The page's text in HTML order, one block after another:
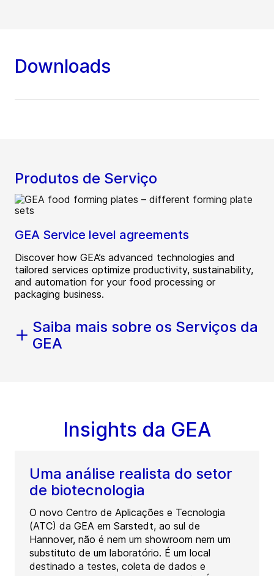
Downloads
Produtos de Serviço
GEA Service level agreements
Discover how GEA’s advanced technologies and
tailored services optimize productivity, sustainability,
and automation for your food processing or
packaging business.
Saiba mais sobre os Serviços da
GEA
Insights da GEA
Uma análise realista do setor
de biotecnologia
O novo Centro de Aplicações e Tecnologia
(ATC) da GEA em Sarstedt, ao sul de
Hannover, não é nem um showroom nem um
substituto de um laboratório. É um local
destinado a testes, coleta de dados e